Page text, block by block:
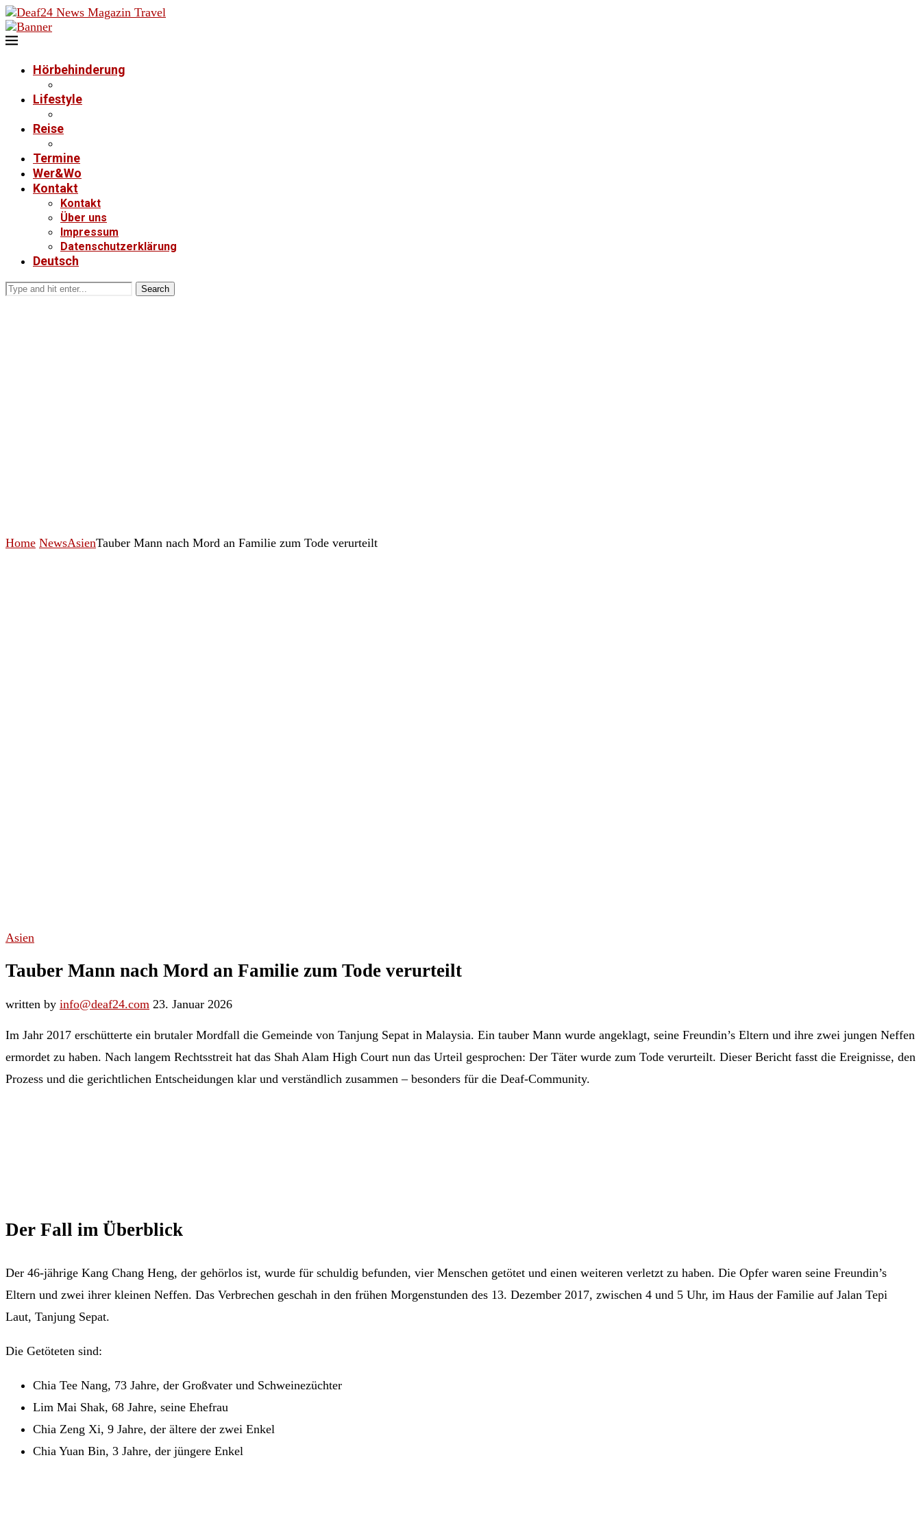
Hörbehinderung
Lifestyle
Reise
Termine
Wer&Wo
Kontakt
Kontakt
Über uns
Impressum
Datenschutzerklärung
Deutsch
Search
Home NewsAsienTauber Mann nach Mord an Familie zum Tode verurteilt
Asien
Tauber Mann nach Mord an Familie zum Tode verurteilt
written by info@deaf24.com 23. Januar 2026
Im Jahr 2017 erschütterte ein brutaler Mordfall die Gemeinde von Tanjung Sepat in Malaysia. Ein tauber Mann wurde angeklagt, seine Freundin’s Eltern und ihre zwei jungen Neffen
ermordet zu haben. Nach langem Rechtsstreit hat das Shah Alam High Court nun das Urteil gesprochen: Der Täter wurde zum Tode verurteilt. Dieser Bericht fasst die Ereignisse, den
Prozess und die gerichtlichen Entscheidungen klar und verständlich zusammen – besonders für die Deaf-Community.
Der Fall im Überblick
Der 46-jährige Kang Chang Heng, der gehörlos ist, wurde für schuldig befunden, vier Menschen getötet und einen weiteren verletzt zu haben. Die Opfer waren seine Freundin’s
Eltern und zwei ihrer kleinen Neffen. Das Verbrechen geschah in den frühen Morgenstunden des 13. Dezember 2017, zwischen 4 und 5 Uhr, im Haus der Familie auf Jalan Tepi
Laut, Tanjung Sepat.
Die Getöteten sind:
Chia Tee Nang, 73 Jahre, der Großvater und Schweinezüchter
Lim Mai Shak, 68 Jahre, seine Ehefrau
Chia Zeng Xi, 9 Jahre, der ältere der zwei Enkel
Chia Yuan Bin, 3 Jahre, der jüngere Enkel